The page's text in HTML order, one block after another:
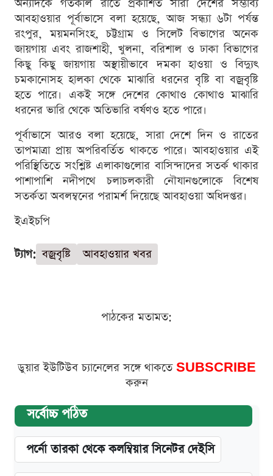
অন্যদিকে গতকাল রাতে প্রকাশিত সারা দেশের সম্ভাব্য
আবহাওয়ার পূর্বাভাসে বলা হয়েছে, আজ সন্ধ্যা ৬টা পর্যন্ত
রংপুর, ময়মনসিংহ, চট্টগ্রাম ও সিলেট বিভাগের অনেক
জায়গায় এবং রাজশাহী, খুলনা, বরিশাল ও ঢাকা বিভাগের
কিছু কিছু জায়গায় অস্থায়ীভাবে দমকা হাওয়া ও বিদ্যুৎ
চমকানোসহ হালকা থেকে মাঝারি ধরনের বৃষ্টি বা বজ্রবৃষ্টি
হতে পারে। একই সঙ্গে দেশের কোথাও কোথাও মাঝারি
ধরনের ভারি থেকে অতিভারি বর্ষণও হতে পারে।
পূর্বাভাসে আরও বলা হয়েছে, সারা দেশে দিন ও রাতের
তাপমাত্রা প্রায় অপরিবর্তিত থাকতে পারে। আবহাওয়ার এই
পরিস্থিতিতে সংশ্লিষ্ট এলাকাগুলোর বাসিন্দাদের সতর্ক থাকার
পাশাপাশি নদীপথে চলাচলকারী নৌযানগুলোকে বিশেষ
সতর্কতা অবলম্বনের পরামর্শ দিয়েছে আবহাওয়া অধিদপ্তর।
ইএইচপি
ট্যাগ: বজ্রবৃষ্টি আবহাওয়ার খবর
পাঠকের মতামত:
ডুয়ার ইউটিউব চ্যানেলের সঙ্গে থাকতে SUBSCRIBE
করুন
সর্বোচ্চ পঠিত
পর্নো তারকা থেকে কলম্বিয়ার সিনেটর দেইসি